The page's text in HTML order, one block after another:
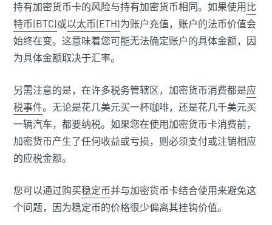
持有加密货币卡的风险与持有加密货币相同。如果使用 比
特币(BTC)或以太币(ETH)为账户充值，账户的法币价值会
始终在变。这意味着您可能无法确定账户的具体金额，因
为具体金额取决于汇率。
另需注意的是，在许多税务管辖区，加密货币消费都是应
税事件。无论是花几美元买一杯咖啡，还是花几千美元买
一辆汽车，都要纳税。如果您在使用加密货币卡消费前，
加密货币产生了任何收益或亏损，则必须支付或注销相应
的应税金额。
您可以通过购买稳定币并与加密货币卡结合使用来避免这
个问题，因为稳定币的价格很少偏离其挂钩价值。